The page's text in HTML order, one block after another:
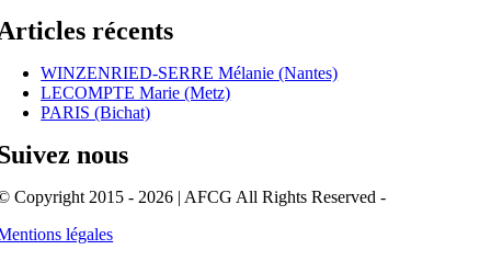
récents
WINZENRIED-SERRE Mélanie (Nantes)
LECOMPTE Marie (Metz)
PARIS (Bichat)
nous
Copyright 2015 - 2026 | AFCG All Rights Reserved -
légales